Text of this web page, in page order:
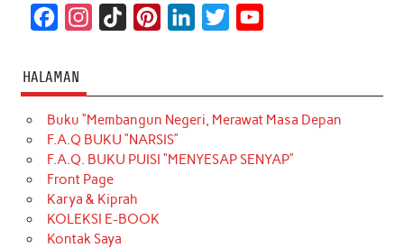
c
e
b
o
o
k
t
a
g
r
a
m
T
o
k
t
e
r
k
e
d
t
t
e
T
u
b
HALAMAN
Buku “Membangun Negeri, Merawat Masa Depan
F.A.Q BUKU “NARSIS”
F.A.Q. BUKU PUISI “MENYESAP SENYAP”
Front Page
Karya & Kiprah
KOLEKSI E-BOOK
Kontak Saya